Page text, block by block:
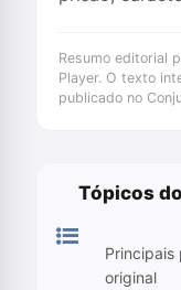
Resumo editorial
Player. O texto
publicado no
Tópicos
original